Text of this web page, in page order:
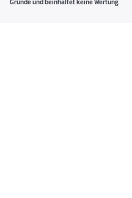
Gründe und beinhaltet keine Wertung.